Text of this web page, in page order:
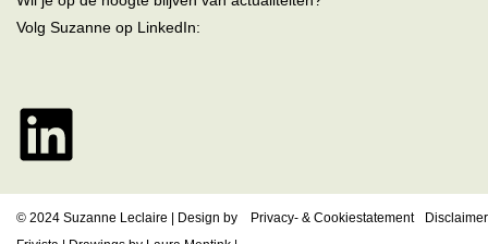
Volg Suzanne op LinkedIn:
© 2024 Suzanne Leclaire | Design by
Privacy- & Cookiestatement Disclaimer